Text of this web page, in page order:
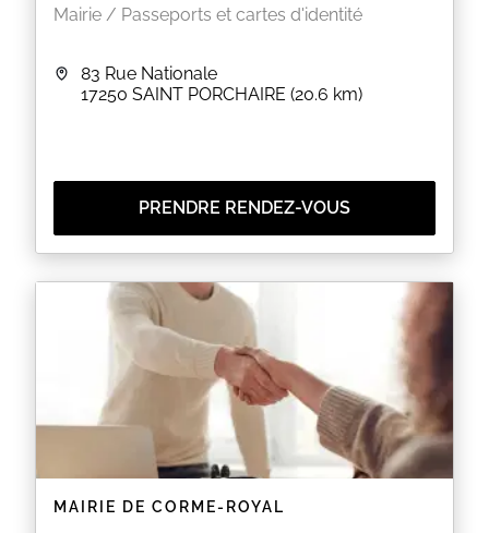
Mairie / Passeports et cartes d'identité
83 Rue Nationale
17250 SAINT PORCHAIRE (20.6 km)
PRENDRE RENDEZ-VOUS
MAIRIE DE CORME-ROYAL